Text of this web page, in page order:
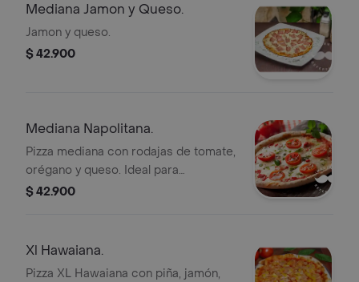
Mediana Jamon y Queso.
Jamon y queso.
$ 42.900
Mediana Napolitana.
Pizza mediana con rodajas de tomate,
orégano y queso. Ideal para
compartir.
$ 42.900
Xl Hawaiana.
Pizza XL Hawaiana con piña, jamón,